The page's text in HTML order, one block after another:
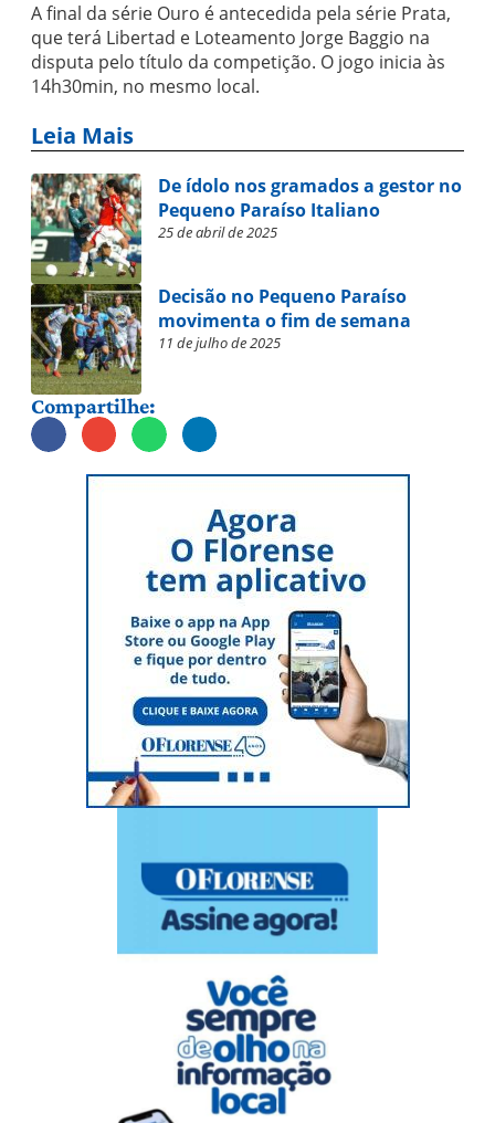
A final da série Ouro é antecedida pela série Prata,
que terá Libertad e Loteamento Jorge Baggio na
disputa pelo título da competição. O jogo inicia às
14h30min, no mesmo local.
Leia Mais
De ídolo nos gramados a gestor no
Pequeno Paraíso Italiano
25 de abril de 2025
Decisão no Pequeno Paraíso
movimenta o fim de semana
11 de julho de 2025
Compartilhe: